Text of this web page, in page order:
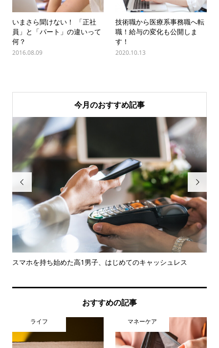
いまさら聞けない！ 「正社
員」と「パート」の違いって
何？
2016.08.09
技術職から医療系事務職へ転
職！給与の変化も公開しま
す！
2020.10.13
今月のおすすめ記事

スマホを持ち始めた高1男子、はじめてのキャッシュレス

おすすめの記事
ライフ マネーケア